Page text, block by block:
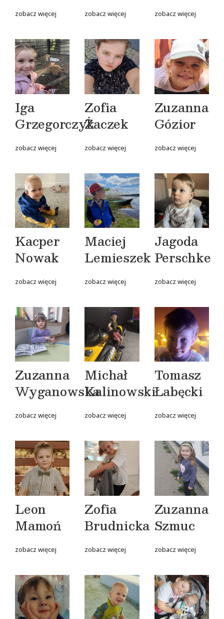
zobacz więcej zobacz więcej zobacz więcej
Iga
Grzegorczyk
zobacz więcej
Zofia
Żaczek
zobacz więcej
Zuzanna
Gózior
zobacz więcej
Kacper
Nowak
zobacz więcej
Maciej
Lemieszek
zobacz więcej
Jagoda
Perschke
zobacz więcej
Zuzanna
Wyganowska
zobacz więcej
Michał
Kalinowski
zobacz więcej
Tomasz
Łabęcki
zobacz więcej
Leon
Mamoń
zobacz więcej
Zofia
Brudnicka
zobacz więcej
Zuzanna
Szmuc
zobacz więcej